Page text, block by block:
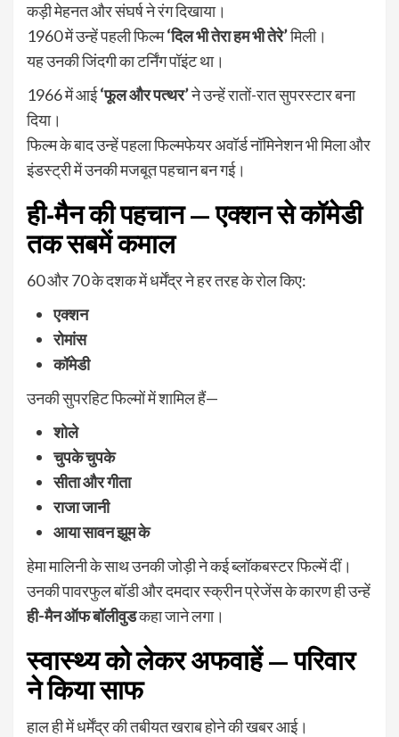
कड़ी मेहनत और संघर्ष ने रंग दिखाया।
1960 में उन्हें पहली फिल्म‘दिल भी तेरा हम भी तेरे’मिली।
यह उनकी जिंदगी का टर्निंग पॉइंट था।
1966 में आई‘फूल और पत्थर’ने उन्हें रातों-रात सुपरस्टार बना
दिया।
फिल्म के बाद उन्हें पहला फिल्मफेयर अवॉर्ड नॉमिनेशन भी मिला और
इंडस्ट्री में उनकी मजबूत पहचान बन गई।
ही-मैन की पहचान — एक्शन से कॉमेडी
तक सबमें कमाल
60 और 70 के दशक में धर्मेंद्र ने हर तरह के रोल किए:
एक्शन
रोमांस
कॉमेडी
उनकी सुपरहिट फिल्मों में शामिल हैं—
शोले
चुपके चुपके
सीता और गीता
राजा जानी
आया सावन झूम के
हेमा मालिनी के साथ उनकी जोड़ी ने कई ब्लॉकबस्टर फिल्में दीं।
उनकी पावरफुल बॉडी और दमदार स्क्रीन प्रेजेंस के कारण ही उन्हें
ही-मैन ऑफ बॉलीवुडकहा जाने लगा।
स्वास्थ्य को लेकर अफवाहें — परिवार
ने किया साफ
हाल ही में धर्मेंद्र की तबीयत खराब होने की खबर आई।